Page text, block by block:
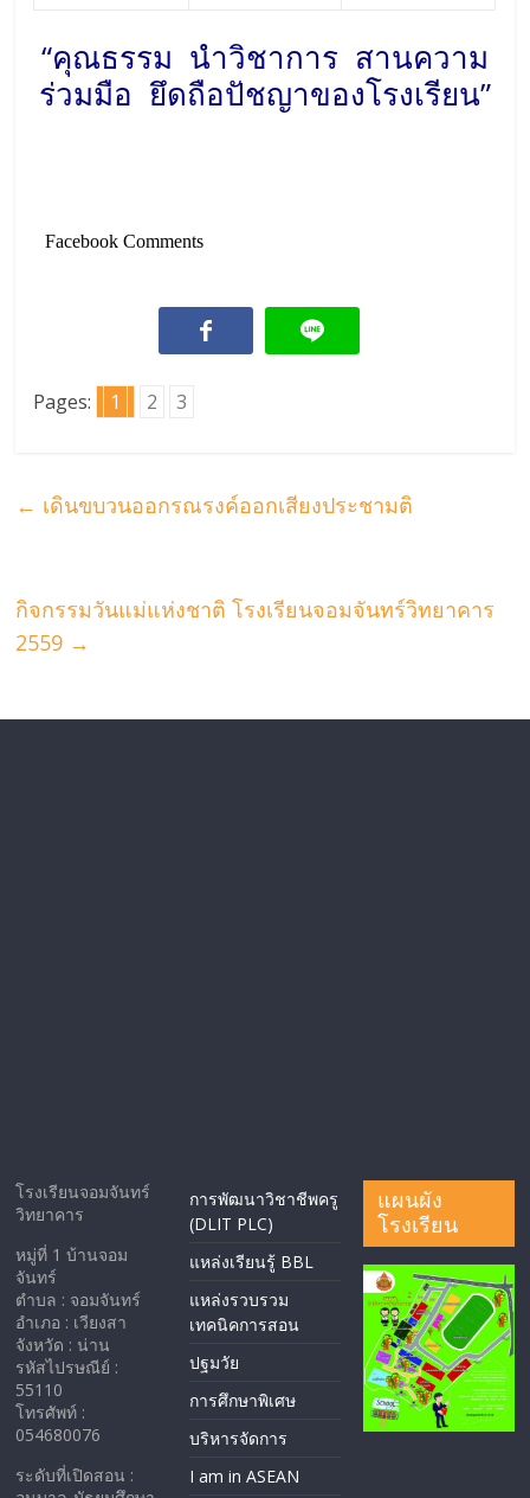
“คุณธรรม นำวิชาการ สานความ
ร่วมมือ ยึดถือปัชญาของโรงเรียน”
Facebook Comments
Pages: 1 2 3
← เดินขบวนออกรณรงค์ออกเสียงประชามติ
กิจกรรมวันแม่แห่งชาติ โรงเรียนจอมจันทร์วิทยาคาร
2559 →
โรงเรียนจอมจันทร์
วิทยาคาร
หมู่ที่ 1 บ้านจอม
จันทร์
ตำบล : จอมจันทร์
อำเภอ : เวียงสา
จังหวัด : น่าน
รหัสไปรษณีย์ :
55110
โทรศัพท์ :
054680076
ระดับที่เปิดสอน :
การพัฒนาวิชาชีพครู
(DLIT PLC)
แหล่งเรียนรู้ BBL
แหล่งรวบรวม
เทคนิคการสอน
ปฐมวัย
การศึกษาพิเศษ
บริหารจัดการ
I am in ASEAN
แผนผัง
โรงเรียน